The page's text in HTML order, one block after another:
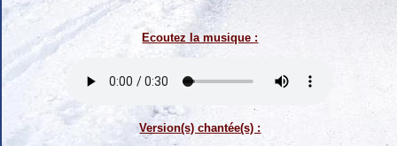
Ecoutez la musique :
Version(s) chantée(s) :